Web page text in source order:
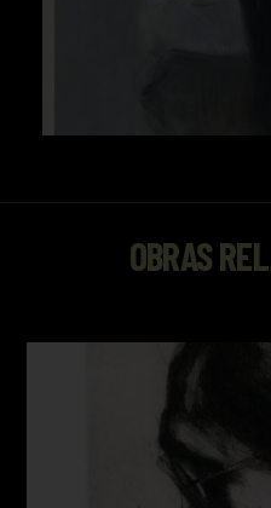
OBRAS